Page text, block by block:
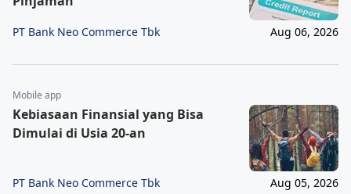
PT Bank Neo Commerce Tbk Aug 06, 2026
Mobile app
Kebiasaan Finansial yang Bisa
Dimulai di Usia 20-an
PT Bank Neo Commerce Tbk Aug 05, 2026